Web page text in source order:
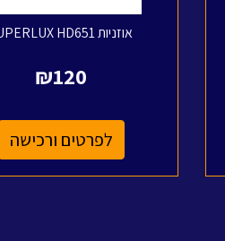
אוזניות SUPERLUX HD651
₪120
לפרטים ורכישה